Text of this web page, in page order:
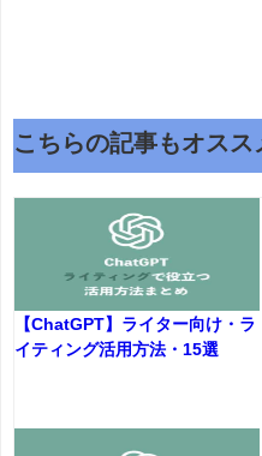
こちらの記事もオスス
【ChatGPT】ライター向け・ラ
イティング活用方法・15選